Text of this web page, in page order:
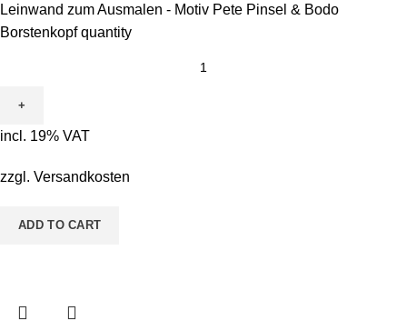
Leinwand zum Ausmalen - Motiv Pete Pinsel & Bodo
Borstenkopf quantity
incl. 19% VAT
zzgl. Versandkosten
ADD TO CART